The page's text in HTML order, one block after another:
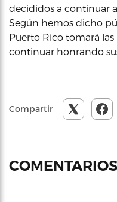
decididos a continuar
Según hemos dicho
Puerto Rico tomará
continuar honrando
Compartir
COMENTARIOS